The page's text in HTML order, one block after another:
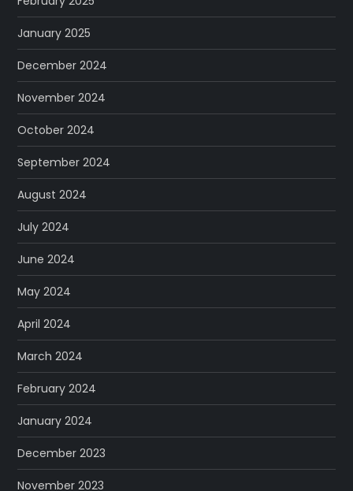
January 2025
December 2024
November 2024
October 2024
September 2024
August 2024
July 2024
June 2024
May 2024
April 2024
March 2024
February 2024
January 2024
December 2023
November 2023